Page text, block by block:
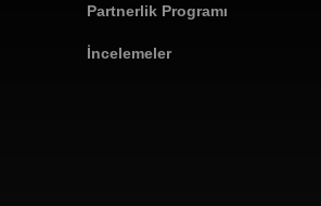
Partnerlik Programı
İncelemeler